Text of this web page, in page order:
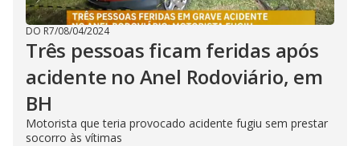
DO R7/08/04/2024
Três pessoas ficam feridas após
acidente no Anel Rodoviário, em
BH
Motorista que teria provocado acidente fugiu sem prestar
socorro às vítimas